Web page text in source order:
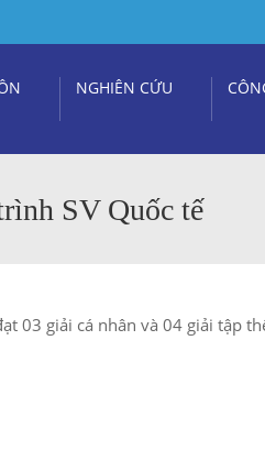
NGHIÊN CỨU
SV Quốc tế
03 giải cá nhân và 04 giải tập